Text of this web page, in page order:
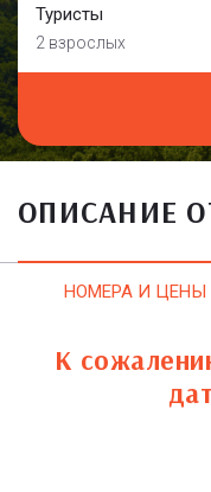
Туристы
2 взрослых
ОПИСАНИЕ
НОМЕРА И ЦЕНЫ
К